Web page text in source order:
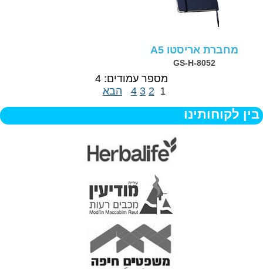
מחברת אריסטו A5
GS-H-8052
מספר עמודים: 4
1
2
3
4 הבא
בין לקוחותינו